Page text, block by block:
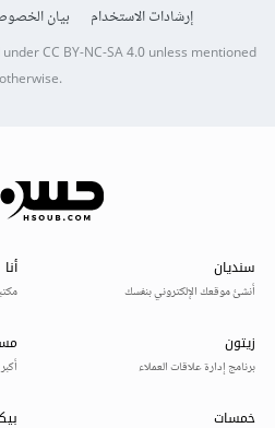
إرشادات الاستخدام
بيان
underCC BY-NC-SA 4.0unless mentioned
otherwise.